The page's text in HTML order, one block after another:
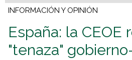
INFORMACIÓN Y OPINIÓN
España: la CEOE
"tenaza"